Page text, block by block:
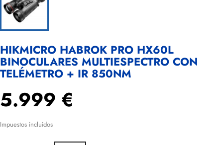
HIKMICRO HABROK PRO HX60L
BINOCULARES MULTIESPECTRO CON
TELÉMETRO + IR 850NM
5.999 €
Impuestos incluidos